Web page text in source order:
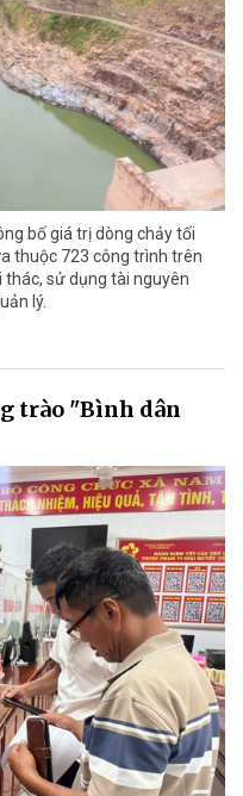
bố giá trị dòng chảy tối
thuộc 723 công trình trên
sử dụng tài nguyên
lý.
trào "Bình dân